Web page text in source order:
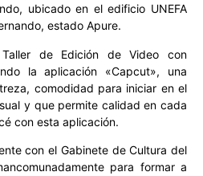
ubicado en el edificio UNEFA
estado Apure.
de Edición de Video con
la aplicación «Capcut», una
comodidad para iniciar en el
y que permite calidad en cada
con esta aplicación.
con el Gabinete de Cultura del
para formar a